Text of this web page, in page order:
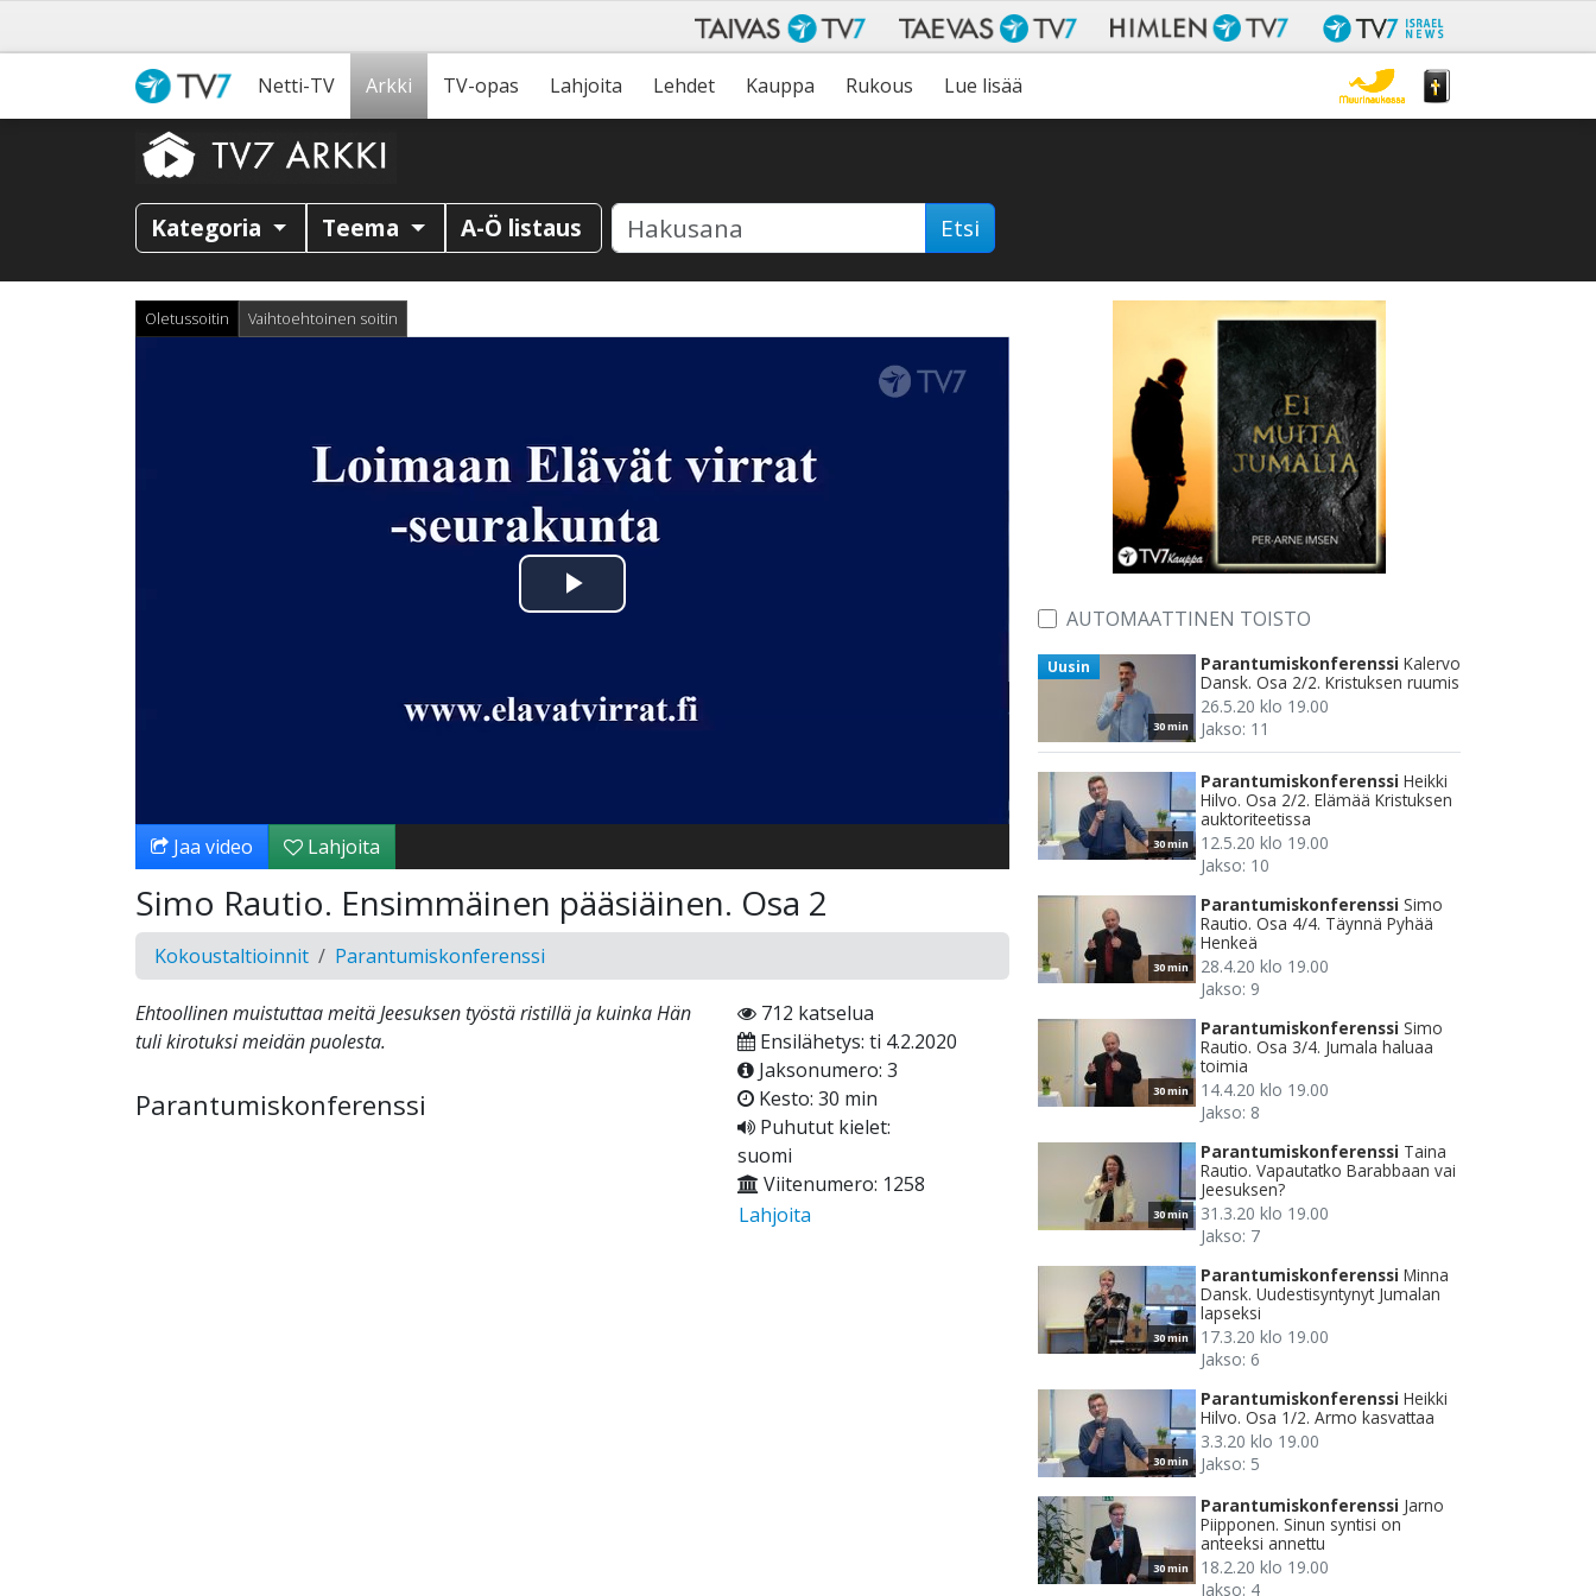
Netti-TV Arkki TV-opas Lahjoita Lehdet Kauppa Rukous Lue lisää
Kategoria Teema A-Ö listaus Etsi
Oletussoitin Vaihtoehtoinen soitin
Toista
Jaa video Lahjoita
Simo Rautio. Ensimmäinen pääsiäinen. Osa 2
Kokoustaltioinnit Parantumiskonferenssi
Ehtoollinen muistuttaa meitä Jeesuksen työstä ristillä ja kuinka Hän
tuli kirotuksi meidän puolesta.
Parantumiskonferenssi
712 katselua
Ensilähetys: ti 4.2.2020
Jaksonumero: 3
Kesto: 30 min
Puhutut kielet:
suomi
Viitenumero: 1258
Lahjoita
AUTOMAATTINEN TOISTO
30 min
Uusin Parantumiskonferenssi Kalervo
Dansk. Osa 2/2. Kristuksen ruumis
26.5.20 klo 19.00
Jakso: 11
30 min
Parantumiskonferenssi Heikki
Hilvo. Osa 2/2. Elämää Kristuksen
auktoriteetissa
12.5.20 klo 19.00
Jakso: 10
30 min
Parantumiskonferenssi Simo
Rautio. Osa 4/4. Täynnä Pyhää
Henkeä
28.4.20 klo 19.00
Jakso: 9
30 min
Parantumiskonferenssi Simo
Rautio. Osa 3/4. Jumala haluaa
toimia
14.4.20 klo 19.00
Jakso: 8
30 min
Parantumiskonferenssi Taina
Rautio. Vapautatko Barabbaan vai
Jeesuksen?
31.3.20 klo 19.00
Jakso: 7
30 min
Parantumiskonferenssi Minna
Dansk. Uudestisyntynyt Jumalan
lapseksi
17.3.20 klo 19.00
Jakso: 6
30 min
Parantumiskonferenssi Heikki
Hilvo. Osa 1/2. Armo kasvattaa
3.3.20 klo 19.00
Jakso: 5
30 min
Parantumiskonferenssi Jarno
Piipponen. Sinun syntisi on
anteeksi annettu
18.2.20 klo 19.00
Jakso: 4